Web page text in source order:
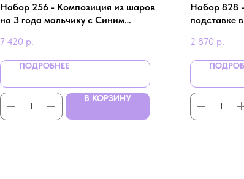
Набор 256 - Композиция из шаров
на 3 года мальчику с Синим
7 420 р.
ПОДРОБНЕЕ
В КОРЗИНУ
Набор 828
подставке
2 870 р.